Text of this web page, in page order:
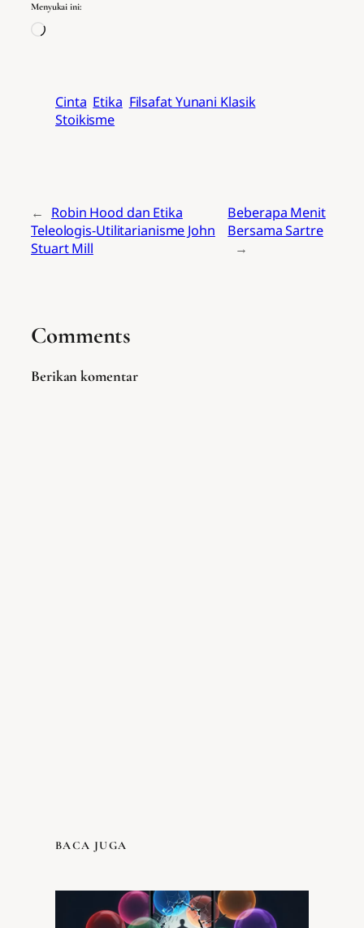
Menyukai ini:
Memuat…
Cinta Etika Filsafat Yunani Klasik
Stoikisme
← Robin Hood dan Etika
Teleologis-Utilitarianisme John
Stuart Mill
Beberapa Menit
Bersama Sartre
→
Comments
Berikan komentar
BACA JUGA